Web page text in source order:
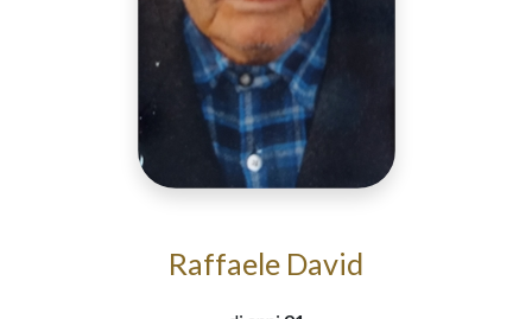
Raffaele David